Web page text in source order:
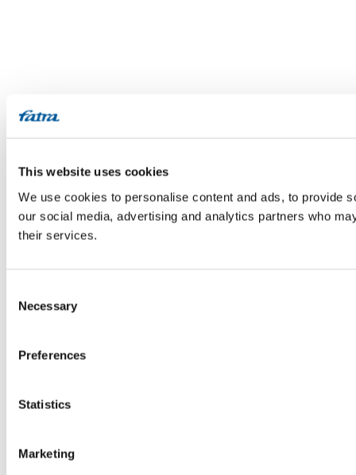
This website uses cookies
We use cookies to personalise content and ads, to provide
our social media, advertising and analytics partners who
their services.
Selection
Necessary
Preferences
Statistics
Marketing